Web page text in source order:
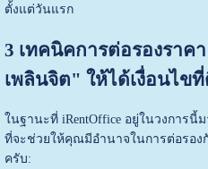
ตั้งแต่วันแรก
3 เทคนิคการต่อรองราค
เพลินจิต" ให้ได้เงื่อนไข
ในฐานะที่ iRentOffice อยู่ในวงการ
ที่จะช่วยให้คุณมีอำนาจในการต่อรอง
ครับ: